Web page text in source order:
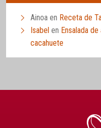
Ainoa en Receta de
Isabel en Ensalada
cacahuete